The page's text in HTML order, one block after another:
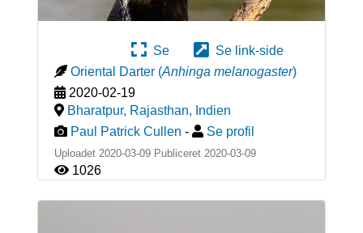
Se
Se link-side
Oriental Darter (Anhinga melanogaster)
2020-02-19
Bharatpur, Rajasthan, Indien
Paul Patrick Cullen - Se profil
Uploadet 2020-03-09 Publiceret 2020-03-09
1026